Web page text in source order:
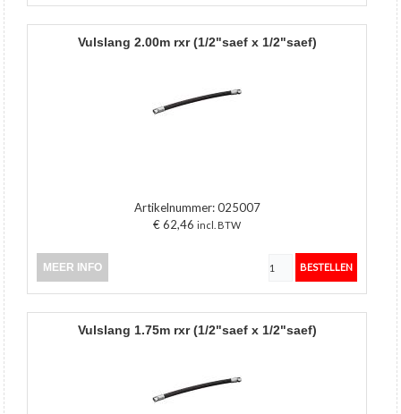
vulslang 2.00m rxr (1/2"saef x 1/2"saef)
Artikelnummer:025007
€ 62,46 incl. BTW
MEER INFO
vulslang 1.75m rxr (1/2"saef x 1/2"saef)